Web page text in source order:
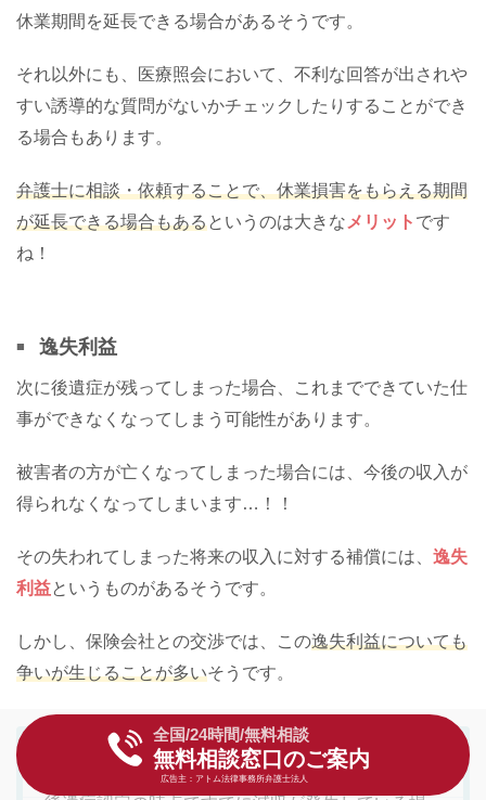
休業期間を延長できる場合があるそうです。
それ以外にも、医療照会において、不利な回答が出されや
すい誘導的な質問がないかチェックしたりすることができ
る場合もあります。
弁護士に相談・依頼することで、休業損害をもらえる期間
が延長できる場合もあるというのは大きな メリット です
ね！
逸失利益
次に後遺症が残ってしまった場合、これまでできていた仕
事ができなくなってしまう可能性があります。
被害者の方が亡くなってしまった場合には、今後の収入が
得られなくなってしまいます…！！
その失われてしまった将来の収入に対する補償には、 逸失
利益というものがあるそうです。
しかし、保険会社との交渉では、この逸失利益についても
争いが生じることが多いそうです。
全国/24時間/無料相談
無料相談窓口のご案内
広告主：アトム法律事務所弁護士法人